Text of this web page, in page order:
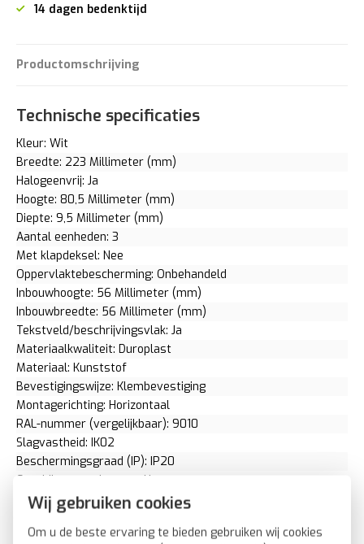
Wij gebruiken cookies
Om u de beste ervaring te bieden gebruiken wij cookies
14 dagen bedenktijd
Productomschrijving
Technische specificaties
Kleur: Wit
Breedte: 223 Millimeter (mm)
Halogeenvrij: Ja
Hoogte: 80,5 Millimeter (mm)
Diepte: 9,5 Millimeter (mm)
Aantal eenheden: 3
Met klapdeksel: Nee
Oppervlaktebescherming: Onbehandeld
Inbouwhoogte: 56 Millimeter (mm)
Inbouwbreedte: 56 Millimeter (mm)
Tekstveld/beschrijvingsvlak: Ja
Materiaalkwaliteit: Duroplast
Materiaal: Kunststof
Bevestigingswijze: Klembevestiging
Montagerichting: Horizontaal
RAL-nummer (vergelijkbaar): 9010
Slagvastheid: IK02
Beschermingsgraad (IP): IP20
Geschikt voor vloerpot: Nee
Transparant: Nee
Uitvoering oppervlakte: Glanzend
Geschikt voor wandgoot: Ja